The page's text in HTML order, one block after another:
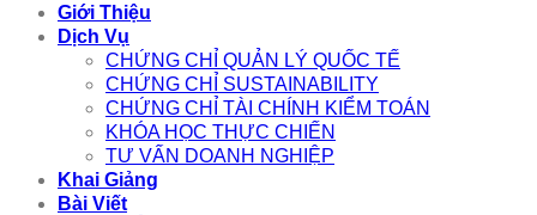
Giới Thiệu
Dịch Vụ
CHỨNG CHỈ QUẢN LÝ QUỐC TẾ
CHỨNG CHỈ SUSTAINABILITY
CHỨNG CHỈ TÀI CHÍNH KIỂM TOÁN
KHÓA HỌC THỰC CHIẾN
TƯ VẤN DOANH NGHIỆP
Khai Giảng
Bài Viết